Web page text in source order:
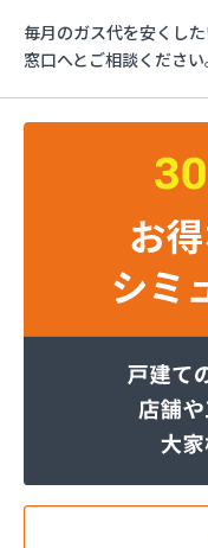
カメイ株式会社
カメイ株式会社
カメイ株式会社
ケイワ産業ガス販
ツネマツガス株式
ホームライフサポ
みやぎ生活協同
ミライフ東日本
ミライフ東日本
ミライフ東日本
毎月のガス代を安くし
窓口へとご相談ください